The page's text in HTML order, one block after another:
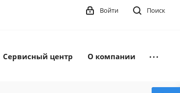
Поиск
Войти
Сервисный центр О компании